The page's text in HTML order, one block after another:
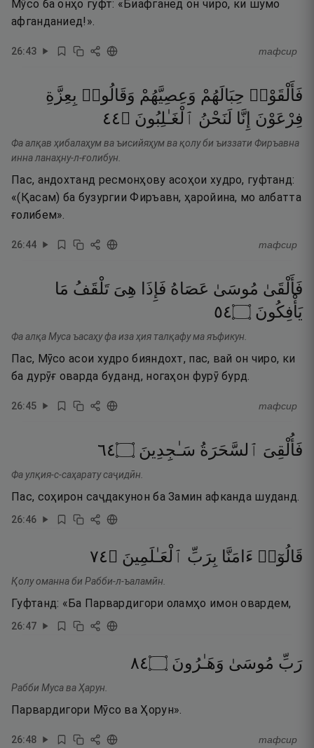
Мӯсо ба онҳо гуфт: «Биафганед он чиро, ки шумо
афганданиед!».
26:43 тафсир
فَأَلْقَوْا۟ حِبَالَهُمْ وَعِصِيَّهُمْ وَقَالُوا۟ بِعِزَّةِ
فِرْعَوْنَ إِنَّا لَنَحْنُ ٱلْغَـٰلِبُونَ ۝٤٤
Фа алқав ҳибалаҳум ва ъисийяҳум ва қолу би ъиззати Фиръавна
инна ланаҳну-л-ғолибун.
Пас, андохтанд ресмонҳову асоҳои худро, гуфтанд:
«(Қасам) ба бузургии Фиръавн, ҳаройина, мо албатта
ғолибем».
26:44 тафсир
فَأَلْقَىٰ مُوسَىٰ عَصَاهُ فَإِذَا هِىَ تَلْقَفُ مَا
يَأْفِكُونَ ۝٤٥
Фа алқа Муса ъасаҳу фа иза ҳия талқафу ма яъфикун.
Пас, Мӯсо асои худро бияндохт, пас, вай он чиро, ки
ба дурӯғ оварда буданд, ногаҳон фурӯ бурд.
26:45 тафсир
فَأُلْقِىَ ٱلسَّحَرَةُ سَـٰجِدِينَ ۝٤٦
Фа улқия-с-саҳарату саҷидӣн.
Пас, соҳирон саҷдакунон ба Замин афканда шуданд.
26:46
قَالُوٓا۟ ءَامَنَّا بِرَبِّ ٱلْعَـٰلَمِينَ ۝٤٧
Қолу оманна би Рабби-л-ъаламӣн.
Гуфтанд: «Ба Парвардигори оламҳо имон овардем,
26:47
رَبِّ مُوسَىٰ وَهَـٰرُونَ ۝٤٨
Рабби Муса ва Ҳарун.
Парвардигори Мӯсо ва Ҳорун».
26:48 тафсир